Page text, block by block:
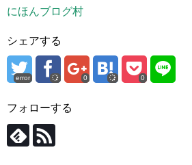
にほんブログ村
シェアする
error 0 0
フォローする